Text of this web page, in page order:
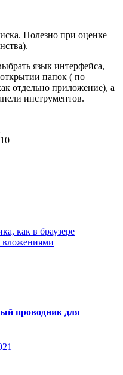
Полезно при оценке
язык интерфейса,
папок ( по
отдельно приложение), а
инструментов.
как в браузере
вложениями
проводник для